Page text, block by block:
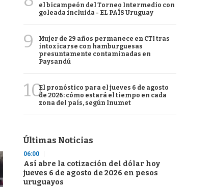
el bicampeón del Torneo Intermedio con
goleada incluida - EL PAÍS Uruguay
9
Mujer de 29 años permanece en CTI tras
intoxicarse con hamburguesas
presuntamente contaminadas en
Paysandú
10El pronóstico para el jueves 6 de agosto
de 2026: cómo estará el tiempo en cada
zona del país, según Inumet
Últimas Noticias
06:00
Así abre la cotización del dólar hoy
jueves 6 de agosto de 2026 en pesos
uruguayos